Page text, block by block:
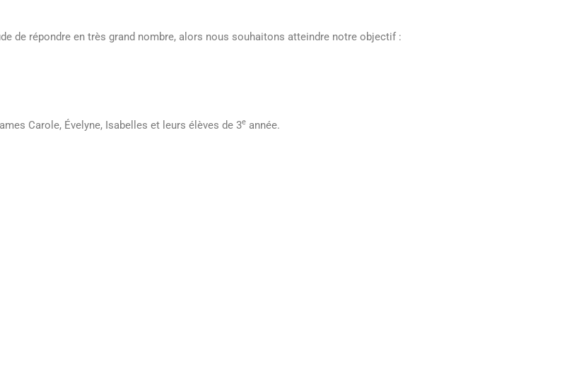
de répondre en très grand nombre, alors nous souhaitons atteindre notre objectif :
Carole, Évelyne, Isabelles et leurs élèves de 3eannée.